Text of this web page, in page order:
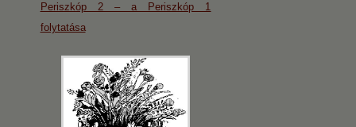
Periszkóp 2 – a Periszkóp 1
folytatása